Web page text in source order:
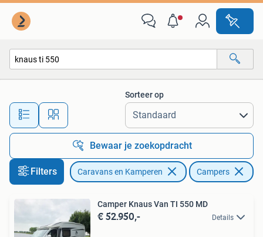
Alle afstanden…
Sorteer op
Bewaar je zoekopdracht
Filters Caravans en Kamperen Campers
Camper Knaus Van TI 550 MD
€ 52.950,- Details